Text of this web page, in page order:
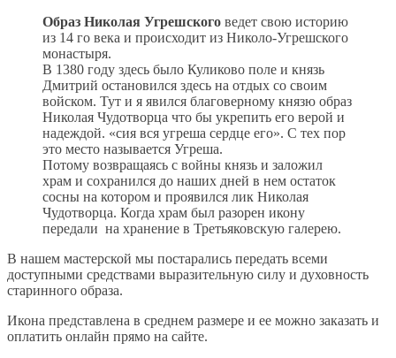
Образ Николая Угрешского ведет свою историю
из 14 го века и происходит из Николо-Угрешского
монастыря.
В 1380 году здесь было Куликово поле и князь
Дмитрий остановился здесь на отдых со своим
войском. Тут и я явился благоверному князю образ
Николая Чудотворца что бы укрепить его верой и
надеждой. «сия вся угреша сердце его». С тех пор
это место называется Угреша.
Потому возвращаясь с войны князь и заложил
храм и сохранился до наших дней в нем остаток
сосны на котором и проявился лик Николая
Чудотворца. Когда храм был разорен икону
передали на хранение в Третьяковскую галерею.
В нашем мастерской мы постарались передать всеми
доступными средствами выразительную силу и духовность
старинного образа.
Икона представлена в среднем размере и ее можно заказать и
оплатить онлайн прямо на сайте.